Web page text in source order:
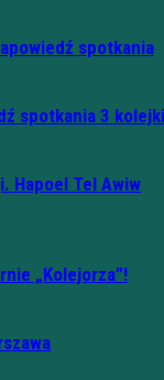
spotkania
spotkania 3 kolejki
Hapoel Tel Awiw
„Kolejorza”!